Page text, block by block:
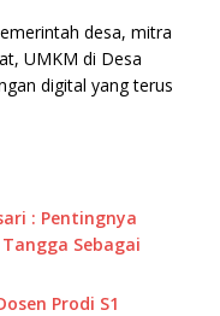
desa, mitra
UMKM di Desa
digital yang terus
: Pentingnya
Sebagai
Prodi S1